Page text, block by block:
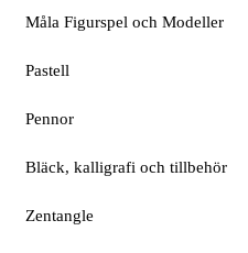
Måla Figurspel och Modeller
Pastell
Pennor
Bläck, kalligrafi och tillbehör
Zentangle